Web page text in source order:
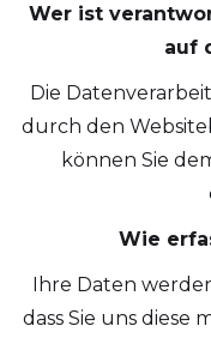
Wer ist
auf
Die
durch den
können Sie
Wie
Ihre Daten
dass Sie uns diese